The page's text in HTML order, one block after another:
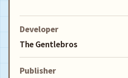
Developer
The Gentlebros
Publisher